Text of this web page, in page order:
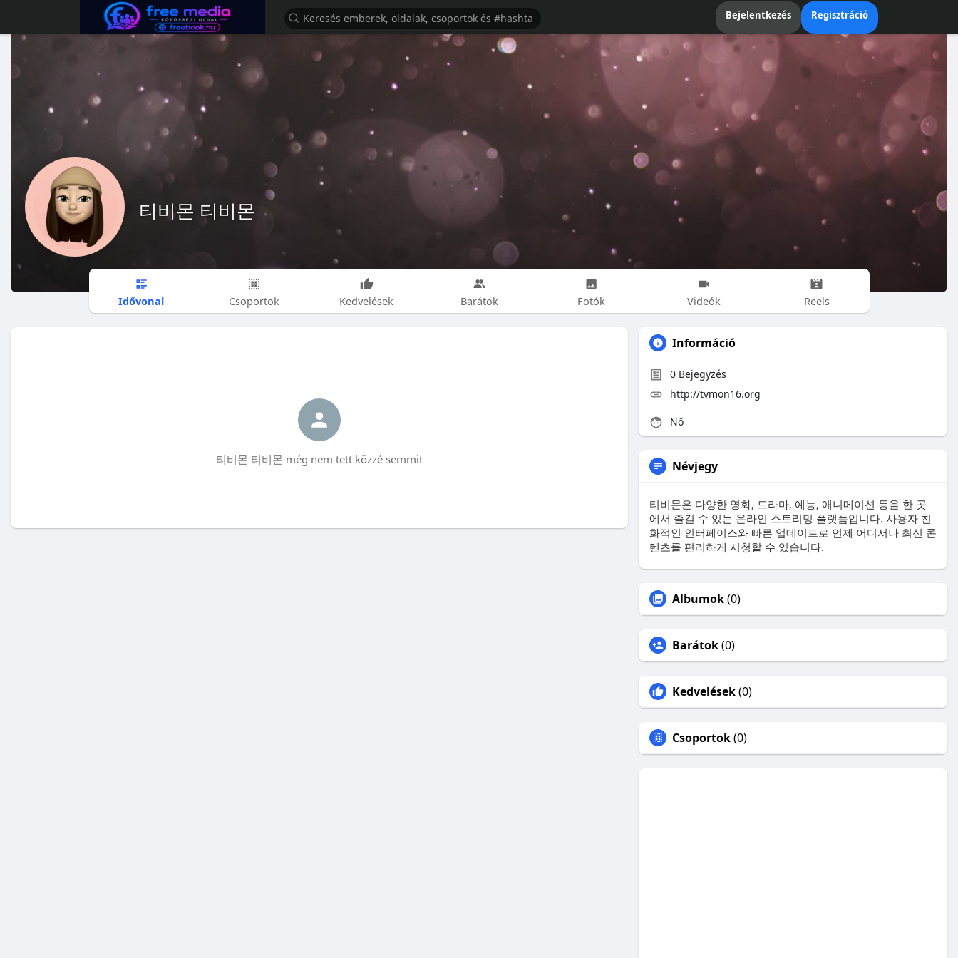
Bejelentkezés Regisztráció
티비몬 티비몬
Idővonal Csoportok Kedvelések Barátok Fotók Videók Reels
티비몬 티비몬 még nem tett közzé semmit
Információ
0 Bejegyzés
http://tvmon16.org
Nő
Névjegy
티비몬은 다양한 영화, 드라마, 예능, 애니메이션 등을 한 곳
에서 즐길 수 있는 온라인 스트리밍 플랫폼입니다. 사용자 친
화적인 인터페이스와 빠른 업데이트로 언제 어디서나 최신 콘
텐츠를 편리하게 시청할 수 있습니다.
Albumok(0)
Barátok(0)
Kedvelések(0)
Csoportok(0)